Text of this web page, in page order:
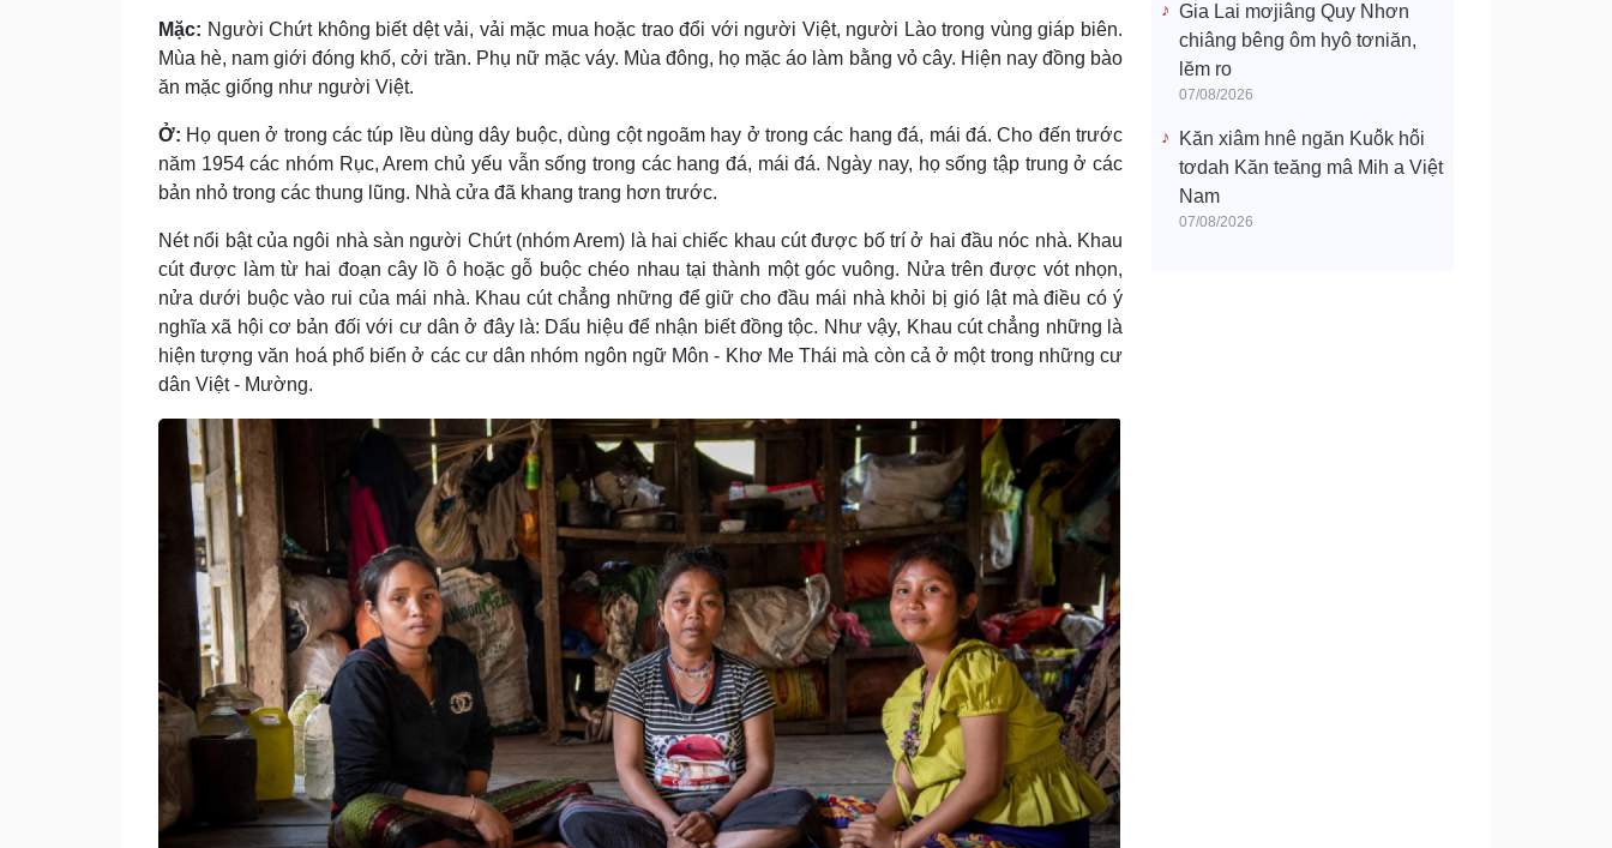
Mặc: Người Chứt không biết dệt vải, vải mặc mua hoặc trao đổi với người Việt, người Lào trong vùng giáp biên.
Mùa hè, nam giới đóng khố, cởi trần. Phụ nữ mặc váy. Mùa đông, họ mặc áo làm bằng vỏ cây. Hiện nay đồng bào
ăn mặc giống như người Việt.
Ở: Họ quen ở trong các túp lều dùng dây buộc, dùng cột ngoãm hay ở trong các hang đá, mái đá. Cho đến trước
năm 1954 các nhóm Rục, Arem chủ yếu vẫn sống trong các hang đá, mái đá. Ngày nay, họ sống tập trung ở các
bản nhỏ trong các thung lũng. Nhà cửa đã khang trang hơn trước.
Nét nổi bật của ngôi nhà sàn người Chứt (nhóm Arem) là hai chiếc khau cút được bố trí ở hai đầu nóc nhà. Khau
cút được làm từ hai đoạn cây lồ ô hoặc gỗ buộc chéo nhau tại thành một góc vuông. Nửa trên được vót nhọn,
nửa dưới buộc vào rui của mái nhà. Khau cút chẳng những để giữ cho đầu mái nhà khỏi bị gió lật mà điều có ý
nghĩa xã hội cơ bản đối với cư dân ở đây là: Dấu hiệu để nhận biết đồng tộc. Như vậy, Khau cút chẳng những là
hiện tượng văn hoá phổ biến ở các cư dân nhóm ngôn ngữ Môn - Khơ Me Thái mà còn cả ở một trong những cư
dân Việt - Mường.
Gia Lai mơjiâng Quy Nhơn
chiâng bêng ôm hyô tơniăn,
lĕm ro
07/08/2026
Kăn xiâm hnê ngăn Kuô̆k hô̆i
tơdah Kăn teăng mâ Mih a Việt
Nam
07/08/2026